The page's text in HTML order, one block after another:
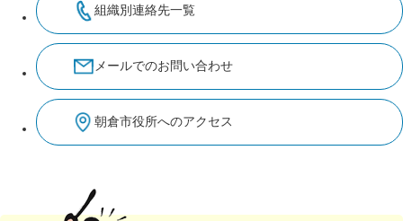
組織別連絡先一覧
メールでのお問い合わせ
朝倉市役所へのアクセス